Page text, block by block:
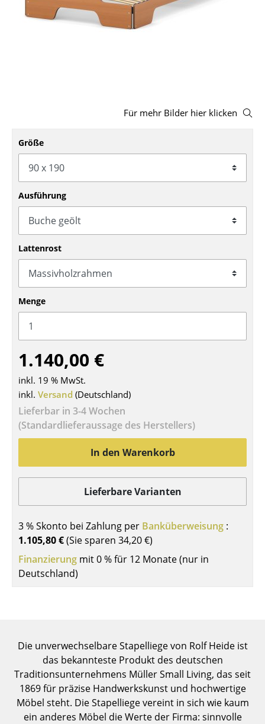
Hocker
Bürodrehstühle
Konferenzstühle
Bürosessel
Einzelteile
... alle Sitzmöbel
Esstische
Beistelltische
Couchtische
Schreibtische
Sekretäre & PC-Tische
Konferenztische
Stehtische & Stehpulte
Servierwagen
Einzelteile
... alle Tische
Bücherregale
Wandregale
Sideboards & Kommoden
TV Möbel
Für mehr Bilder hier klicken
Größe
Ausführung
Lattenrost
Menge
1.140,00 €
inkl. 19 % MwSt.
inkl. Versand (Deutschland)
Lieferbar in 3-4 Wochen
(Standardlieferaussage des Herstellers)
In den Warenkorb
Lieferbare Varianten
3 % Skonto bei Zahlung per Banküberweisung :
1.105,80 €(Sie sparen 34,20 €)
Finanzierung mit 0 % für 12 Monate (nur in
Deutschland)
Die unverwechselbare Stapelliege von Rolf Heide ist
das bekannteste Produkt des deutschen
Traditionsunternehmens Müller Small Living, das seit
1869 für präzise Handwerkskunst und hochwertige
Möbel steht. Die Stapelliege vereint in sich wie kaum
ein anderes Möbel die Werte der Firma: sinnvolle